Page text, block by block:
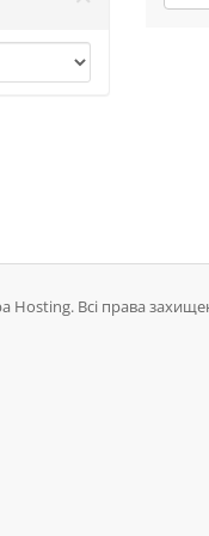
Hosting. Всі права